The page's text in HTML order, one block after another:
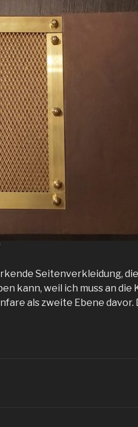
Seitenverkleidung,
kann, weil ich muss an die
als zweite Ebene davor.